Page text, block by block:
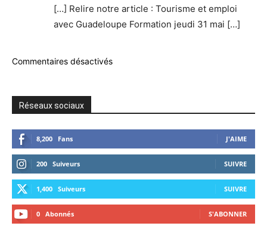
[…] Relire notre article : Tourisme et emploi
avec Guadeloupe Formation jeudi 31 mai […]
Commentaires désactivés
Réseaux sociaux
8,200 Fans J'AIME
200 Suiveurs SUIVRE
1,400 Suiveurs SUIVRE
0 Abonnés S'ABONNER